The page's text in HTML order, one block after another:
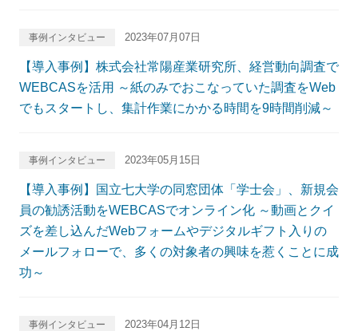
事例インタビュー 2023年07月07日
【導入事例】株式会社常陽産業研究所、経営動向調査で
WEBCASを活用 ～紙のみでおこなっていた調査をWeb
でもスタートし、集計作業にかかる時間を9時間削減～
事例インタビュー 2023年05月15日
【導入事例】国立七大学の同窓団体「学士会」、新規会
員の勧誘活動をWEBCASでオンライン化 ～動画とクイ
ズを差し込んだWebフォームやデジタルギフト入りの
メールフォローで、多くの対象者の興味を惹くことに成
功～
事例インタビュー 2023年04月12日